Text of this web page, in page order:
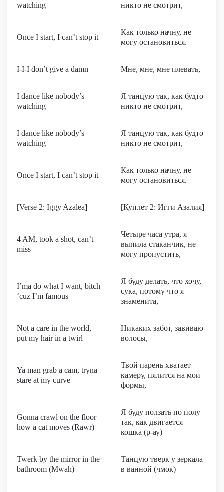
watching
никто не смотрит,
Once I start, I can’t stop it
Как только начну, не
могу остановиться.
I-I-I don’t give a damn Мне, мне, мне плевать,
I dance like nobody’s
watching
Я танцую так, как будто
никто не смотрит,
I dance like nobody’s
watching
Я танцую так, как будто
никто не смотрит,
Once I start, I can’t stop it
Как только начну, не
могу остановиться.
[Verse 2: Iggy Azalea] [Куплет 2: Игги Азалия]
4 AM, took a shot, can’t
miss
Четыре часа утра, я
выпила стаканчик, не
могу пропустить,
I’ma do what I want, bitch
‘cuz I’m famous
Я буду делать, что хочу,
сука, потому что я
знаменита,
Not a care in the world,
put my hair in a twirl
Никаких забот, завиваю
волосы,
Ya man grab a cam, tryna
stare at my curve
Твой парень хватает
камеру, пялится на мои
формы,
Gonna crawl on the floor
how a cat moves (Rawr)
Я буду ползать по полу
так, как двигается
кошка (р-ау)
Twerk by the mirror in the
bathroom (Mwah)
Танцую тверк у зеркала
в ванной (чмок)